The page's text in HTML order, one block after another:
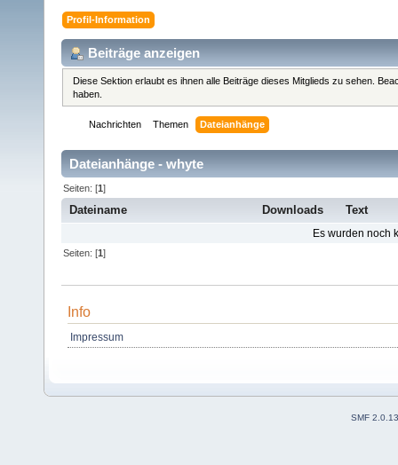
Profil-Information
Beiträge anzeigen
Diese Sektion erlaubt es ihnen alle Beiträge dieses Mitglieds zu sehen.
haben.
Nachrichten Themen Dateianhänge
Dateianhänge - whyte
Seiten: [1]
Dateiname Downloads Text
Es wurden noch
Seiten: [1]
Info
Impressum
SMF 2.0.13